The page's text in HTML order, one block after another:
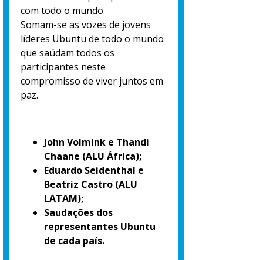
com todo o mundo.
Somam-se as vozes de jovens
líderes Ubuntu de todo o mundo
que saúdam todos os
participantes neste
compromisso de viver juntos em
paz.
John Volmink e Thandi
Chaane (ALU África);
Eduardo Seidenthal e
Beatriz Castro (ALU
LATAM);
Saudações dos
representantes Ubuntu
de cada país.